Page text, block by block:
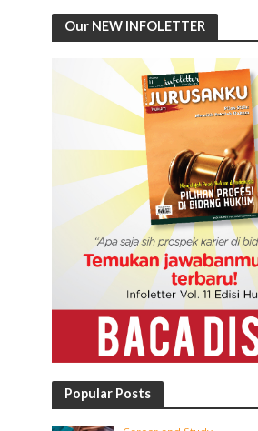
Our NEW INFOLETTER
Popular Posts